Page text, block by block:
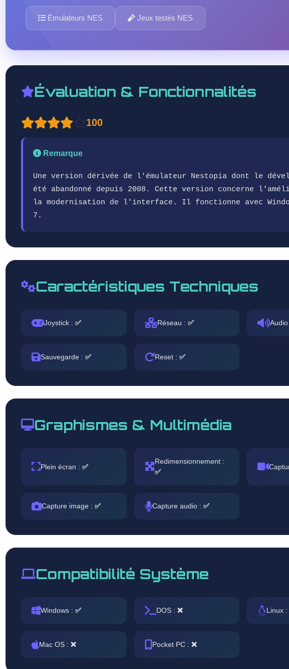
Émulateurs NES Jeux testés NES
Évaluation & Fonctionnalités
100
Remarque
Une version dérivée de l'émulateur Nestopia dont le
été abandonné depuis 2008. Cette version concerne
la modernisation de l'interface. Il fonctionne avec
7.
Caractéristiques Techniques
Joystick : ✅ Réseau : ✅
Sauvegarde : ✅ Reset : ✅
Graphismes & Multimédia
Plein écran : ✅
Redimensionnement :
✅
Capture image : ✅ Capture audio : ✅
Compatibilité Système
Windows : ✅ DOS : ❌ Linux
Mac OS : ❌ Pocket PC : ❌